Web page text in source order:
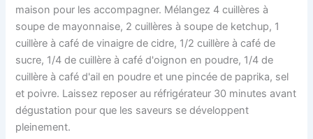
maison pour les accompagner. Mélangez 4 cuillères à
soupe de mayonnaise, 2 cuillères à soupe de ketchup, 1
cuillère à café de vinaigre de cidre, 1/2 cuillère à café de
sucre, 1/4 de cuillère à café d'oignon en poudre, 1/4 de
cuillère à café d'ail en poudre et une pincée de paprika, sel
et poivre. Laissez reposer au réfrigérateur 30 minutes avant
dégustation pour que les saveurs se développent
pleinement.